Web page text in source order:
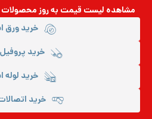
مشاهده لیست قیمت به روزمحصولات
خرید ورق
خرید
خرید لوله
خرید